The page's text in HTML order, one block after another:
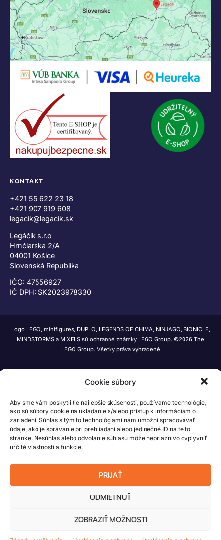
Cookie súbory
Aby sme vám poskytli tie najlepšie skúsenosti, používame technológie,
ako sú súbory cookie na ukladanie a/alebo prístup k informáciám o
zariadení. Súhlas s týmito technológiami nám umožní spracovávať
údaje, ako je správanie pri prehliadaní alebo jedinečné ID na tejto
stránke. Nesúhlas alebo odvolanie súhlasu môže nepriaznivo ovplyvniť
určité vlastnosti a funkcie.
PRIJAŤ
ODMIETNUŤ
ZOBRAZIŤ MOŽNOSTI
KONTAKT
+421 55 622 23 18
+421 907 919 608
legacik@legacik.sk
Legáčik s.r.o
Hrnčiarska 2/A
04001 Košice
Slovenská Republika
IČO: 47556927
IČ DPH: SK2023978330
Logo LEGO, minifigures, DUPLO, LEGENDS OF CHIMA, NINJAGO, BIONICLE,
MINDSTORMS a MIXELS sú ochranné známky LEGO Group. ©2026 The
LEGO Group. Všetky práva vyhradené